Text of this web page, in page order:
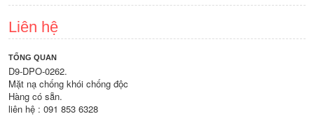
Liên hệ
TỔNG QUAN
D9-DPO-0262.
Mặt nạ chống khói chống độc
Hàng có sẵn.
liên hệ : 091 853 6328